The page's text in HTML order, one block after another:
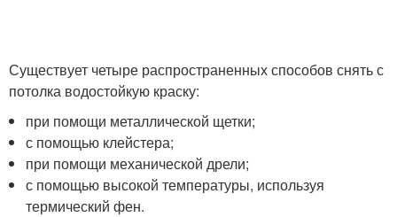
Существует четыре распространенных способов снять с
потолка водостойкую краску:
при помощи металлической щетки;
с помощью клейстера;
при помощи механической дрели;
с помощью высокой температуры, используя
термический фен.